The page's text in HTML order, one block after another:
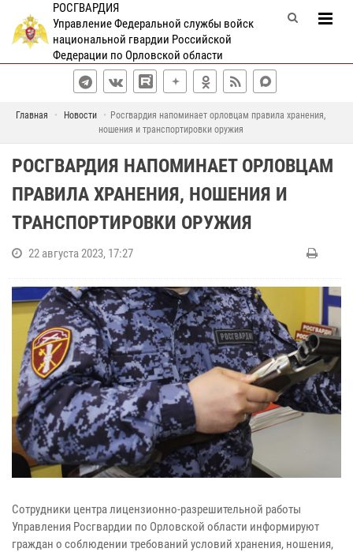
РОСГВАРДИЯ
Управление Федеральной службы войск
национальной гвардии Российской
Федерации по Орловской области
Главная Новости
Росгвардия напоминает орловцам правила хранения,
ношения и транспортировки оружия
РОСГВАРДИЯ НАПОМИНАЕТ ОРЛОВЦАМ
ПРАВИЛА ХРАНЕНИЯ, НОШЕНИЯ И
ТРАНСПОРТИРОВКИ ОРУЖИЯ
22 августа 2023, 17:27
Сотрудники центра лицензионно-разрешительной работы
Управления Росгвардии по Орловской области информируют
граждан о соблюдении требований условий хранения, ношения,